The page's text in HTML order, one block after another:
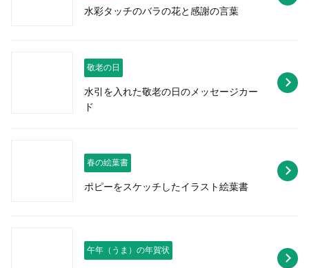
水彩タッチのバラの花と感謝の言葉
敬老の日
水引を入れた敬老の日のメッセージカー
ド
春の絵葉書
ポピーをスケッチしたイラスト絵葉書
午年（うま）の年賀状